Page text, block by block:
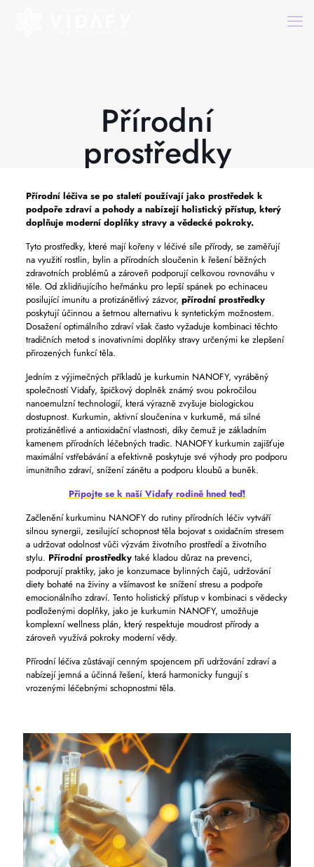
Přírodní
prostředky
Přírodní léčiva se po staletí používají jako prostředek k
podpoře zdraví a pohody a nabízejí holistický přístup, který
doplňuje moderní doplňky stravy a vědecké pokroky.
Tyto prostředky, které mají kořeny v léčivé síle přírody, se zaměřují
na využití rostlin, bylin a přírodních sloučenin k řešení běžných
zdravotních problémů a zároveň podporují celkovou rovnováhu v
těle. Od zklidňujícího heřmánku pro lepší spánek po echinaceu
posilující imunitu a protizánětlivý zázvor, přírodní prostředky
poskytují účinnou a šetrnou alternativu k syntetickým možnostem.
Dosažení optimálního zdraví však často vyžaduje kombinaci těchto
tradičních metod s inovativními doplňky stravy určenými ke zlepšení
přirozených funkcí těla.
Jedním z výjimečných příkladů je kurkumin NANOFY, vyráběný
společností Vidafy, špičkový doplněk známý svou pokročilou
nanoemulzní technologií, která výrazně zvyšuje biologickou
dostupnost. Kurkumin, aktivní sloučenina v kurkumě, má silné
protizánětlivé a antioxidační vlastnosti, díky čemuž je základním
kamenem přírodních léčebných tradic. NANOFY kurkumin zajišťuje
maximální vstřebávání a efektivně poskytuje své výhody pro podporu
imunitního zdraví, snížení zánětu a podporu kloubů a buněk.
Připojte se k naší Vidafy rodině hned teď!
Začlenění kurkuminu NANOFY do rutiny přírodních léčiv vytváří
silnou synergii, zesilující schopnost těla bojovat s oxidačním stresem
a udržovat odolnost vůči výzvám životního prostředí a životního
stylu. Přírodní prostředkytaké kladou důraz na prevenci,
podporují praktiky, jako je konzumace bylinných čajů, udržování
diety bohaté na živiny a všímavost ke snížení stresu a podpoře
emocionálního zdraví. Tento holistický přístup v kombinaci s vědecky
podloženými doplňky, jako je kurkumin NANOFY, umožňuje
komplexní wellness plán, který respektuje moudrost přírody a
zároveň využívá pokroky moderní vědy.
Přírodní léčiva zůstávají cenným spojencem při udržování zdraví a
nabízejí jemná a účinná řešení, která harmonicky fungují s
vrozenými léčebnými schopnostmi těla.